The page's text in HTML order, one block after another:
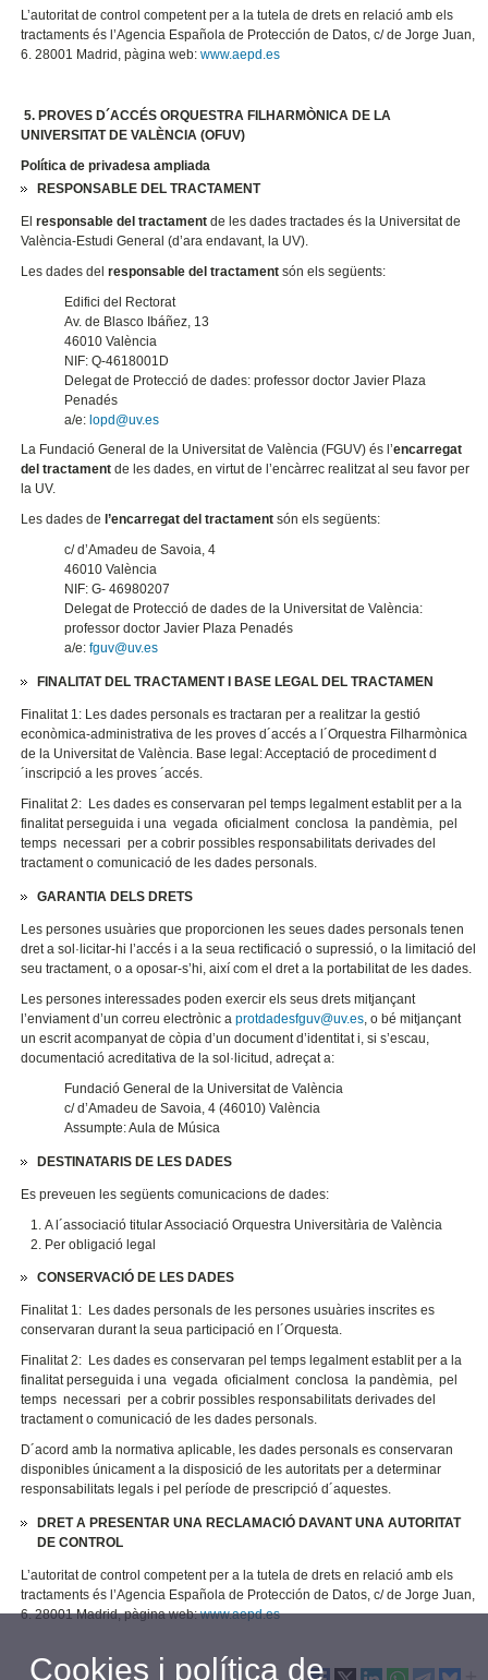
L’autoritat de control competent per a la tutela de drets en relació amb els
tractaments és l’Agencia Española de Protección de Datos, c/ de Jorge Juan,
6. 28001 Madrid, pàgina web:www.aepd.es
5. PROVES D´ACCÉS ORQUESTRA FILHARMÒNICA DE LA
UNIVERSITAT DE VALÈNCIA (OFUV)
Política de privadesa ampliada
RESPONSABLE DEL TRACTAMENT
Elresponsable del tractament de les dades tractades és la Universitat de
València-Estudi General (d’ara endavant, la UV).
Les dades delresponsable del tractament són els següents:
Edifici del Rectorat
Av. de Blasco Ibáñez, 13
46010 València
NIF: Q-4618001D
Delegat de Protecció de dades: professor doctor Javier Plaza
Penadés
a/e:lopd@uv.es
La Fundació General de la Universitat de València (FGUV) és l’encarregat
del tractament de les dades, en virtut de l’encàrrec realitzat al seu favor per
la UV.
Les dades de l’encarregat del tractament són els següents:
c/ d’Amadeu de Savoia, 4
46010 València
NIF: G- 46980207
Delegat de Protecció de dades de la Universitat de València:
professor doctor Javier Plaza Penadés
a/e:fguv@uv.es
FINALITAT DEL TRACTAMENT I BASE LEGAL DEL TRACTAMEN
Finalitat 1: Les dades personals es tractaran per a realitzar la gestió
econòmica-administrativa de les proves d´accés a l´Orquestra Filharmònica
de la Universitat de València. Base legal: Acceptació de procediment d
´inscripció a les proves ´accés.
Finalitat 2: Les dades es conservaran pel temps legalment establit per a la
finalitat perseguida i una vegada oficialment conclosa la pandèmia, pel
temps necessari per a cobrir possibles responsabilitats derivades del
tractament o comunicació de les dades personals.
GARANTIA DELS DRETS
​Les persones usuàries que proporcionen les seues dades personals tenen
dret a sol·licitar-hi l’accés i a la seua rectificació o supressió, o la limitació del
seu tractament, o a oposar-s’hi, així com el dret a la portabilitat de les dades.
Les persones interessades poden exercir els seus drets mitjançant
l’enviament d’un correu electrònic aprotdadesfguv@uv.es, o bé mitjançant
un escrit acompanyat de còpia d’un document d’identitat i, si s’escau,
documentació acreditativa de la sol·licitud, adreçat a:
Fundació General de la Universitat de València
c/ d’Amadeu de Savoia, 4 (46010) València
Assumpte: Aula de Música
DESTINATARIS DE LES DADES
Es preveuen les següents comunicacions de dades:
A l´associació titular Associació Orquestra Universitària de València
Per obligació legal
CONSERVACIÓ DE LES DADES
Finalitat 1: Les dades personals de les persones usuàries inscrites es
conservaran durant la seua participació en l´Orquesta.
Finalitat 2: Les dades es conservaran pel temps legalment establit per a la
finalitat perseguida i una vegada oficialment conclosa la pandèmia, pel
temps necessari per a cobrir possibles responsabilitats derivades del
tractament o comunicació de les dades personals.
D´acord amb la normativa aplicable, les dades personals es conservaran
disponibles únicament a la disposició de les autoritats per a determinar
responsabilitats legals i pel període de prescripció d´aquestes.
DRET A PRESENTAR UNA RECLAMACIÓ DAVANT UNA AUTORITAT
DE CONTROL
L’autoritat de control competent per a la tutela de drets en relació amb els
tractaments és l’Agencia Española de Protección de Datos, c/ de Jorge Juan,
6. 28001 Madrid, pàgina web:www.aepd.es
Cookies i política de